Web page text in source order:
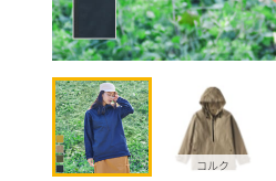
コルク